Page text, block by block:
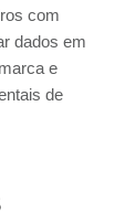
com
dados em
e
de